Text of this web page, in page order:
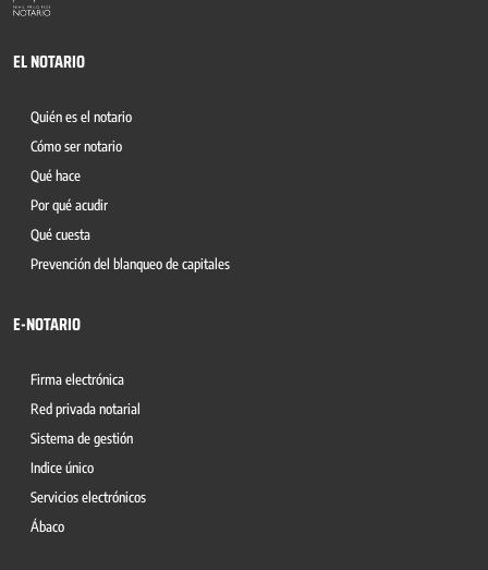
EL NOTARIO
Quién es el notario
Cómo ser notario
Qué hace
Por qué acudir
Qué cuesta
Prevención del blanqueo de capitales
E-NOTARIO
Firma electrónica
Red privada notarial
Sistema de gestión
Indice único
Servicios electrónicos
Ábaco